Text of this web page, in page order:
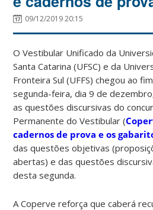
09/12/2019 20:15
O Vestibular Unificado da
Santa Catarina (UFSC) e da
Fronteira Sul (UFFS) chegou ao
segunda-feira, dia 9 de
as questões discursivas do
Permanente do Vestibular (
cadernos de prova e os
das questões objetivas
abertas) e das questões
desta segunda.
A Coperve reforça que caberá